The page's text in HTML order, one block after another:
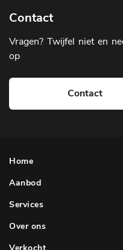
Contact
Vragen? Twijfel niet en
op
Contact
Home
Aanbod
Services
Over ons